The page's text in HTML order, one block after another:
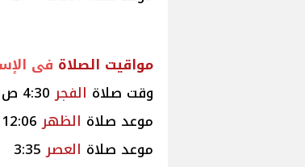
مواقيت الصلاة فى
وقت صلاة الفجر4:30 ص
موعد صلاة الظهر12:06
موعد صلاة العصر3:35